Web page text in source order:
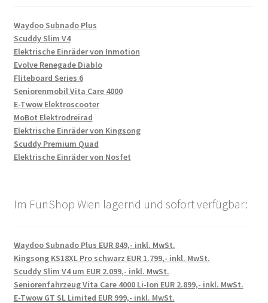
Waydoo Subnado Plus
Scuddy Slim V4
Elektrische Einräder von Inmotion
Evolve Renegade Diablo
Fliteboard Series 6
Seniorenmobil Vita Care 4000
E-Twow Elektroscooter
MoBot Elektrodreirad
Elektrische Einräder von Kingsong
Scuddy Premium Quad
Elektrische Einräder von Nosfet
Im FunShop Wien lagernd und sofort verfügbar:
Waydoo Subnado Plus EUR 849,- inkl. MwSt.
Kingsong KS18XL Pro schwarz EUR 1.799,- inkl. MwSt.
Scuddy Slim V4 um EUR 2.099,- inkl. MwSt.
Seniorenfahrzeug Vita Care 4000 Li-Ion EUR 2.899,- inkl. MwSt.
E-Twow GT SL Limited EUR 999,- inkl. MwSt.